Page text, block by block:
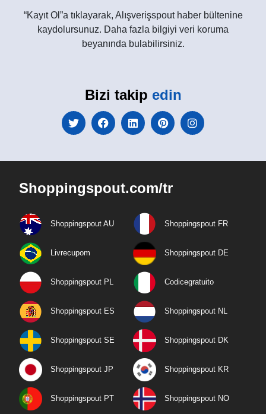
“Kayıt Ol”a tıklayarak, Alışverişspout haber bültenine
kaydolursunuz. Daha fazla bilgiyi veri koruma
beyanında bulabilirsiniz.
Bizi takip edin
Shoppingspout.com/tr
Shoppingspout AU Shoppingspout FR
Livrecupom Shoppingspout DE
Shoppingspout PL Codicegratuito
Shoppingspout ES Shoppingspout NL
Shoppingspout SE Shoppingspout DK
Shoppingspout JP Shoppingspout KR
Shoppingspout PT Shoppingspout NO